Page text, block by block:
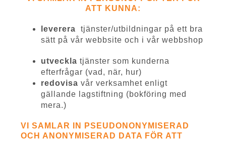
ATT KUNNA:
leverera tjänster/utbildningar på ett bra
sätt på vår webbsite och i vår webbshop
utveckla tjänster som kunderna
efterfrågar (vad, när, hur)
redovisa vår verksamhet enligt
gällande lagstiftning (bokföring med
mera.)
VI SAMLAR IN PSEUDONONYMISERAD
OCH ANONYMISERAD DATA FÖR ATT